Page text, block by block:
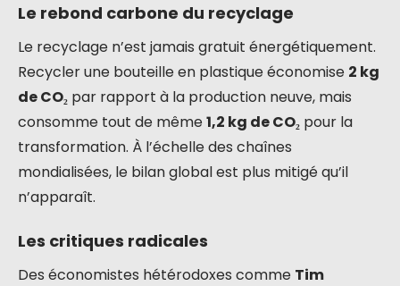
Le rebond carbone du recyclage
Le recyclage n’est jamais gratuit énergétiquement.
Recycler une bouteille en plastique économise 2 kg
de CO₂ par rapport à la production neuve, mais
consomme tout de même1,2 kg de CO₂ pour la
transformation. À l’échelle des chaînes
mondialisées, le bilan global est plus mitigé qu’il
n’apparaît.
Les critiques radicales
Des économistes hétérodoxes comme Tim